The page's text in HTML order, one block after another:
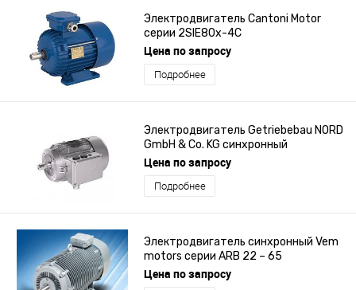
Электродвигатель Cantoni Motor
серии 2SIE80x-4C
Цена по запросу
Подробнее
Электродвигатель Getriebebau NORD
GmbH & Co. KG синхронный
трехфазовый
Цена по запросу
Подробнее
Электродвигатель синхронный Vem
motors серии ARB 22 – 65
Цена по запросу